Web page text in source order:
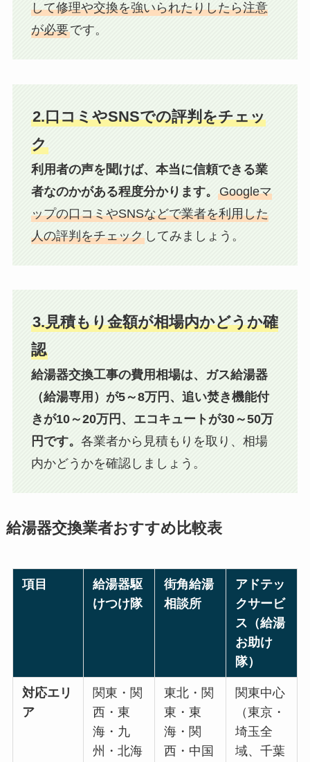
して修理や交換を強いられたりしたら注意
が必要です。
2.口コミやSNSでの評判をチェッ
ク
利用者の声を聞けば、本当に信頼できる業
者なのかがある程度分かります。 Googleマ
ップの口コミやSNSなどで業者を利用した
人の評判をチェックしてみましょう。
3.見積もり金額が相場内かどうか確
認
給湯器交換工事の費用相場は、ガス給湯器
（給湯専用）が5～8万円、追い焚き機能付
きが10～20万円、エコキュートが30～50万
円です。 各業者から見積もりを取り、相場
内かどうかを確認しましょう。
給湯器交換業者おすすめ比較表
項目
給湯器駆
けつけ隊
街角給湯
相談所
アドテッ
クサービ
ス（給湯
お助け
隊）
対応エリ
ア
関東・関
西・東
海・九
州・北海
東北・関
東・東
海・関
西・中国
関東中心
（東京・
埼玉全
域、千葉